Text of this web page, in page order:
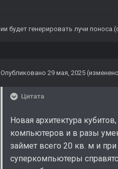
ии будет генерировать лучи
Опубликовано 29 мая, 2025
Цитата
Новая архитектура
компьютеров и в разы
займет всего 20 кв. м и
суперкомпьютеры